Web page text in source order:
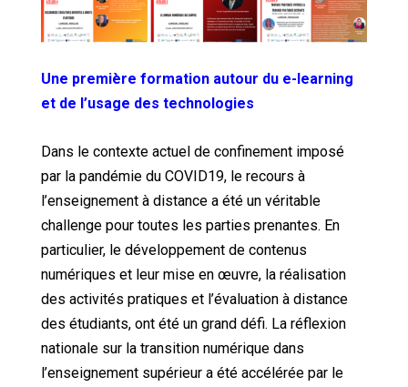
Une première formation autour du e-learning
et de l’usage des technologies
Dans le contexte actuel de confinement imposé
par la pandémie du COVID19, le recours à
l’enseignement à distance a été un véritable
challenge pour toutes les parties prenantes. En
particulier, le développement de contenus
numériques et leur mise en œuvre, la réalisation
des activités pratiques et l’évaluation à distance
des étudiants, ont été un grand défi. La réflexion
nationale sur la transition numérique dans
l’enseignement supérieur a été accélérée par le